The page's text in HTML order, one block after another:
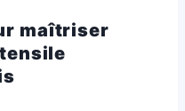
maîtriser